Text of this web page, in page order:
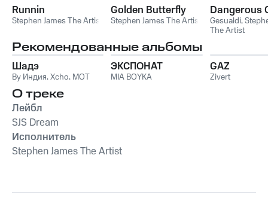
Runnin
Stephen James The Artist
Golden Butterfly
Stephen James The Artist
Dangerous
Gesualdi,
The Artist
Рекомендованные альбомы
Шадэ
By Индия,Xcho, MOT
ЭКСПОНАТ
MIA BOYKA
GAZ
Zivert
О треке
Лейбл
SJS Dream
Исполнитель
Stephen James The Artist